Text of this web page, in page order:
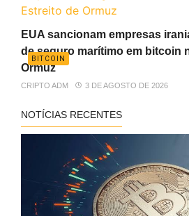
BITCOIN
EUA sancionam empresas
de seguro marítimo em bitcoin
Ormuz
CRIPTO ADM 3 DE AGOSTO DE 2026
NOTÍCIAS RECENTES